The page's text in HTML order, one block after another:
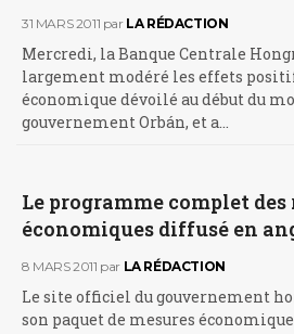
31 MARS 2011 par LA RÉDACTION
Mercredi, la Banque Centrale
largement modéré les effets
économique dévoilé au début du
gouvernement Orbán, et a…
Le programme complet
économiques diffusé en
8 MARS 2011 par LA RÉDACTION
Le site officiel du gouvernement
son paquet de mesures